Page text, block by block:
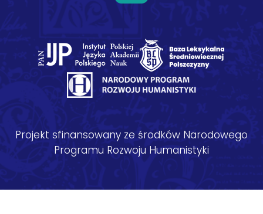
Projekt sfinansowany ze środków Narodowego
Programu Rozwoju Humanistyki